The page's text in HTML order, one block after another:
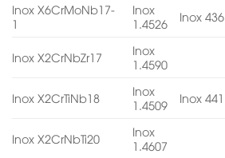
Inox X6CrMoNb17-
1
Inox
1.4526
Inox 436
Inox X2CrNbZr17
Inox
1.4590
Inox X2CrTiNb18
Inox
1.4509
Inox 441
Inox X2CrNbTi20
Inox
1.4607